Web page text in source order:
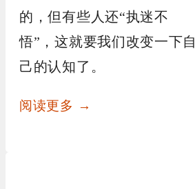
的，但有些人还“执迷不
悟”，这就要我们改变一下自
己的认知了。
阅读更多 →